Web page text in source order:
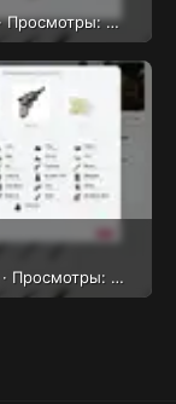
31.7 KB · Просмотры: 648
52.4 KB · Просмотры: 809